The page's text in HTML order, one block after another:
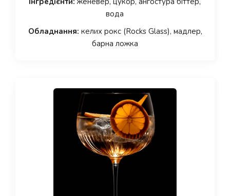
вода
Обладнання: келих рокс (Rocks Glass), мадлер,
барна ложка